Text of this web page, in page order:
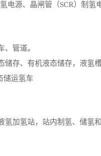
电源、晶闸管（SCR）制氢
、管道。
储存、有机液态储存，液氢
储运氢车
氢加氢站，站内制氢、储氢